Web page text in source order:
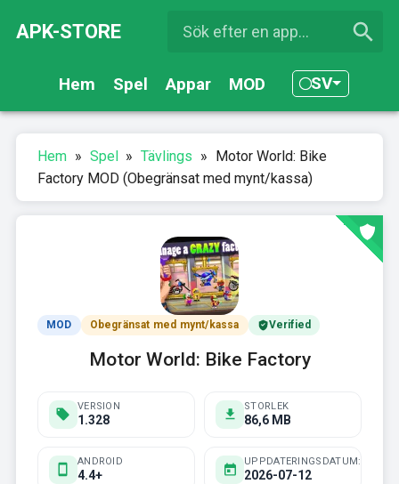
APK-STORE
Hem Spel Appar MOD SV
Hem » Spel » Tävlings » Motor World: Bike
Factory MOD (Obegränsat med mynt/kassa)
MOD Obegränsat med mynt/kassa Verified
Motor World: Bike Factory
VERSION
1.328
STORLEK
86,6 MB
ANDROID
4.4+
UPPDATERINGSDATUM:
2026-07-12